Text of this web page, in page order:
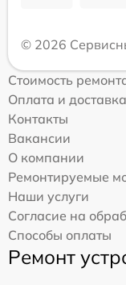
© 2026
Стоимость
Оплата и доставка
Контакты
Вакансии
О компании
Ремонтируемые
Наши услуги
Согласие на
Способы оплаты
Ремонт